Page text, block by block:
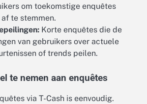
om toekomstige enquêtes
te stemmen.
Korte enquêtes die de
van gebruikers over actuele
of trends peilen.
te nemen aan enquêtes
via T-Cash is eenvoudig.